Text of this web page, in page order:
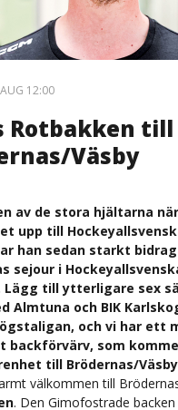
AUG 12:00
Rotbakken till
Väsby
av de stora hjältarna
upp till
han sedan starkt
sejour i
till ytterligare sex
Almtuna och BIK
och vi har ett
backförvärv, som
till Brödernas/
välkommen till
. Den Gimofostrade